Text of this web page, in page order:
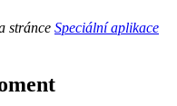
stránce Speciální aplikace